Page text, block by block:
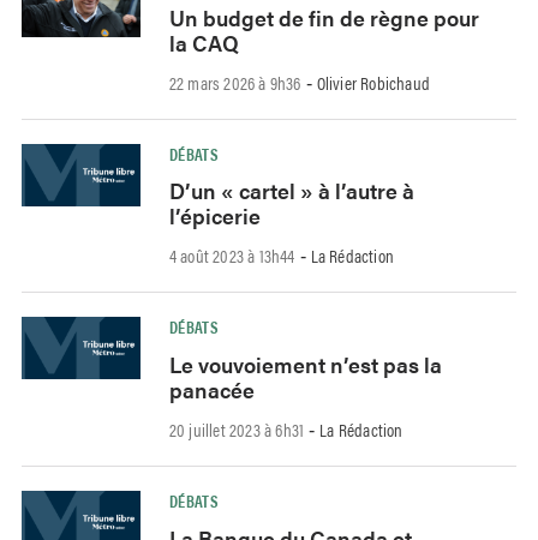
Un budget de fin de règne pour
la CAQ
22 mars 2026 à 9h36 - Olivier Robichaud
DÉBATS
D’un « cartel » à l’autre à
l’épicerie
4 août 2023 à 13h44 - La Rédaction
DÉBATS
Le vouvoiement n’est pas la
panacée
20 juillet 2023 à 6h31 - La Rédaction
DÉBATS